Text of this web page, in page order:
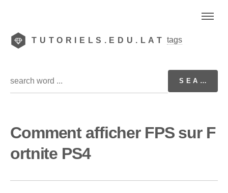
TUTORIELS.EDU.LAT tags
Comment afficher FPS sur F
ortnite PS4